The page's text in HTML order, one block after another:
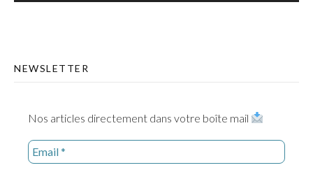
NEWSLETTER
Nos articles directement dans votre boîte mail